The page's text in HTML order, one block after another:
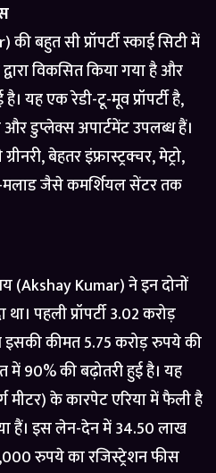
बहुत सी प्रॉपर्टी स्काई सिटी में
विकसित किया गया है और
यह एक रेडी-टू-मूव प्रॉपर्टी है,
डुप्लेक्स अपार्टमेंट उपलब्ध हैं।
बेहतर इंफ्रास्ट्रक्चर, मेट्रो,
मलाड जैसे कमर्शियल सेंटर तक
(Akshay Kumar) ने इन दोनों
पहली प्रॉपर्टी 3.02 करोड़
कीमत 5.75 करोड़ रुपये की
90% की बढ़ोतरी हुई है। यह
मीटर) के कारपेट एरिया में फैली है
हैं। इस लेन-देन में 34.50 लाख
रुपये का रजिस्ट्रेशन फीस